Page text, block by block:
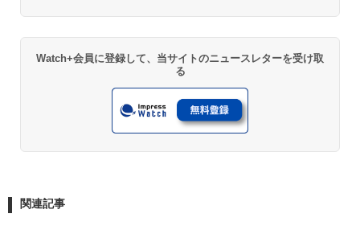
Watch+会員に登録して、当サイトのニュースレターを受け取
る
関連記事